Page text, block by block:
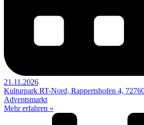
21.11.2026
Kulturpark RT-Nord, Rappertshofen 4,
Adventsmarkt
Mehr erfahren »